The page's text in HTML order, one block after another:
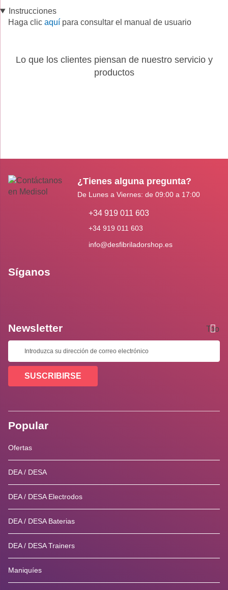
Instrucciones
Haga clic aquí para consultar el manual de usuario
Lo que los clientes piensan de nuestro servicio y
productos
¿Tienes alguna pregunta?
De Lunes a Viernes: de 09:00 a 17:00
+34 919 011 603
+34 919 011 603
info@desfibriladorshop.es
Síganos
Newsletter
SUSCRIBIRSE
Popular
Ofertas
DEA / DESA
DEA / DESA Electrodos
DEA / DESA Baterias
DEA / DESA Trainers
Maniquíes